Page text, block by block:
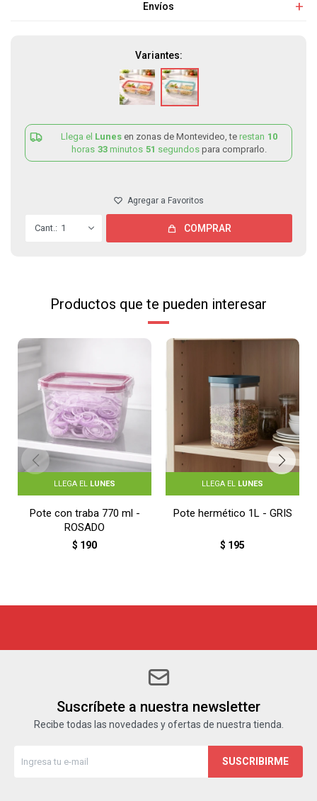
Envíos
Variantes:
Llega el Lunes en zonas de Montevideo, te restan 10
horas 33 minutos 51 segundos para comprarlo.
1 COMPRAR
Productos que te pueden interesar
LLEGA EL LUNES
Pote con traba 770 ml -
ROSADO
$ 190
LLEGA EL LUNES
Pote hermético 1L - GRIS
$ 195
Suscríbete a nuestra newsletter
Recibe todas las novedades y ofertas de nuestra tienda.
SUSCRIBIRME